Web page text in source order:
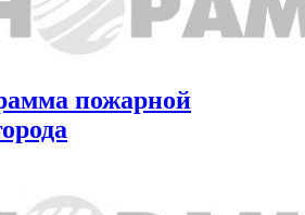
пожарной